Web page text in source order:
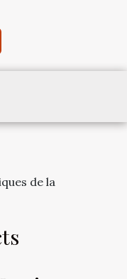
de la